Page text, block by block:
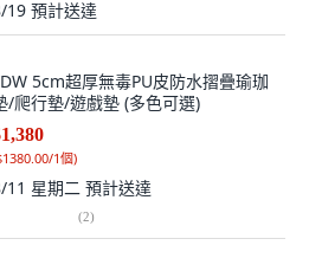
/爬行墊/遊戲墊 (多色可選)
1個
11 星期二
( 2)